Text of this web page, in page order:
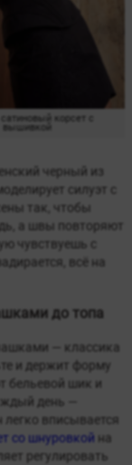
корсет с
вышивкой
черный из
силуэт с
так, чтобы
а швы повторяют
чувствуешь с
всё на
до топа
— классика
и держит форму
бельевой шик и
день —
вписывается
со шнуровкой на
регулировать